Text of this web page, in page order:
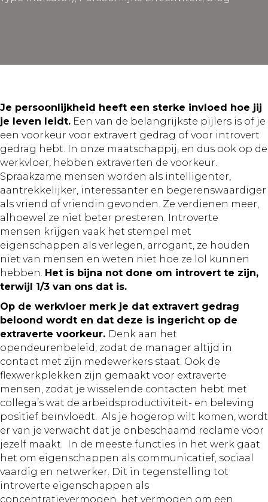
Je persoonlijkheid heeft een sterke invloed hoe jij
je leven leidt. Een van de belangrijkste pijlers is of je
een voorkeur voor extravert gedrag of voor introvert
gedrag hebt. In onze maatschappij, en dus ook op de
werkvloer, hebben extraverten de voorkeur.
Spraakzame mensen worden als intelligenter,
aantrekkelijker, interessanter en begerenswaardiger
als vriend of vriendin gevonden. Ze verdienen meer,
alhoewel ze niet beter presteren. Introverte
mensen krijgen vaak het stempel met
eigenschappen als verlegen, arrogant, ze houden
niet van mensen en weten niet hoe ze lol kunnen
hebben. Het is bijna not done om introvert te zijn,
terwijl 1/3 van ons dat is.
Op de werkvloer merk je dat extravert gedrag
beloond wordt en dat deze is ingericht op de
extraverte voorkeur. Denk aan het
opendeurenbeleid, zodat de manager altijd in
contact met zijn medewerkers staat. Ook de
flexwerkplekken zijn gemaakt voor extraverte
mensen, zodat je wisselende contacten hebt met
collega’s wat de arbeidsproductiviteit- en beleving
positief beïnvloedt. Als je hogerop wilt komen, wordt
er van je verwacht dat je onbeschaamd reclame voor
jezelf maakt. In de meeste functies in het werk gaat
het om eigenschappen als communicatief, sociaal
vaardig en netwerker. Dit in tegenstelling tot
introverte eigenschappen als
concentratievermogen, het vermogen om een